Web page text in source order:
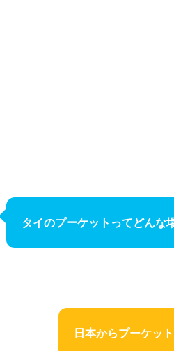
タイのプーケットってどんな
日本からプーケッ